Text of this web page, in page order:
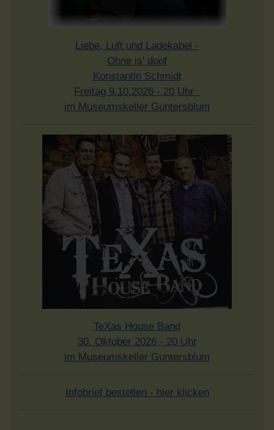
Liebe, Luft und Ladekabel -
Ohne is' doof
Konstantin Schmidt
Freitag 9.10.2026 - 20 Uhr
im Museumskeller Guntersblum
TeXas House Band
30. Oktober 2026 - 20 Uhr
im Museumskeller Guntersblum
Infobrief bestellen - hier klicken